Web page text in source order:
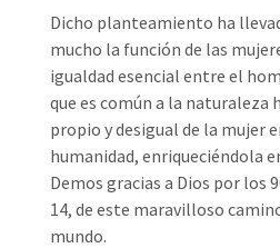
Dicho planteamiento ha
mucho la función de las
igualdad esencial entre el
que es común a la naturaleza
propio y desigual de la mujer
humanidad, enriqueciéndola
Demos gracias a Dios por los
14, de este maravilloso
mundo.